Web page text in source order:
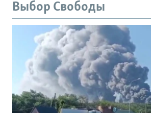
Выбор Свободы